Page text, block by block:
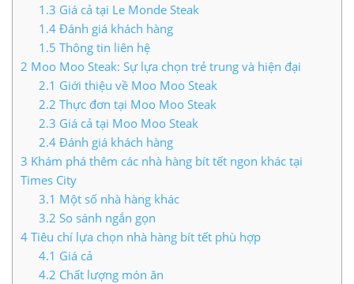
1.3 Giá cả tại Le Monde Steak
1.4Đánh giá khách hàng
1.5 Thông tin liên hệ
2 Moo Moo Steak: Sự lựa chọn trẻ trung và hiện đại
2.1 Giới thiệu về Moo Moo Steak
2.2 Thực đơn tại Moo Moo Steak
2.3 Giá cả tại Moo Moo Steak
2.4Đánh giá khách hàng
3 Khám phá thêm các nhà hàng bít tết ngon khác tại
Times City
3.1 Một số nhà hàng khác
3.2 So sánh ngắn gọn
4 Tiêu chí lựa chọn nhà hàng bít tết phù hợp
4.1 Giá cả
4.2 Chất lượng món ăn